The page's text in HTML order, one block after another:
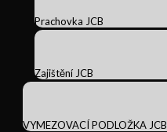
Prachovka JCB
Zajištění JCB
VYMEZOVACÍ PODLOŽKA JCB